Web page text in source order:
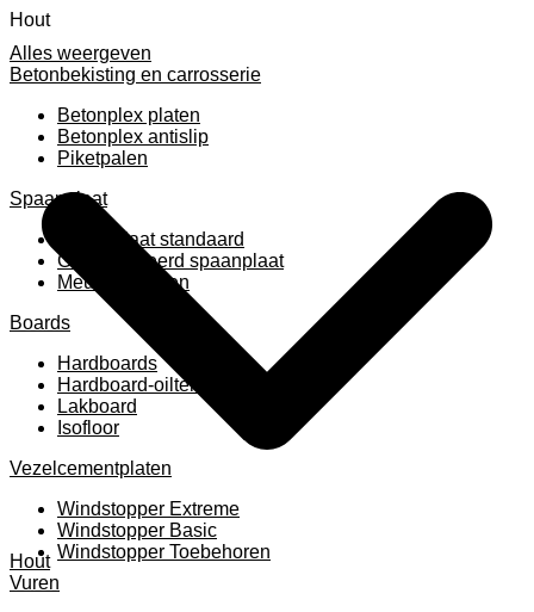
Alles weergeven
Betonbekisting en carrosserie
Betonplex platen
Betonplex antislip
Piketpalen
Spaanplaat
Spaanplaat standaard
Geplastificeerd spaanplaat
Meubelpanelen
Boards
Hardboards
Hardboard-oiltemperated
Lakboard
Isofloor
Vezelcementplaten
Windstopper Extreme
Windstopper Basic
Windstopper Toebehoren
Hout
Hout
Vuren